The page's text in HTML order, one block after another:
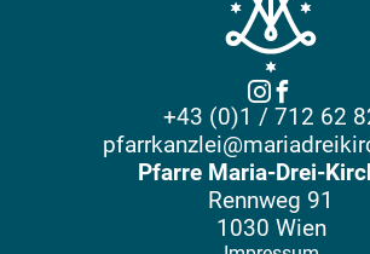
+43 (0)1 / 712 62
Pfarre Maria-Drei-
Rennweg 91
1030 Wien